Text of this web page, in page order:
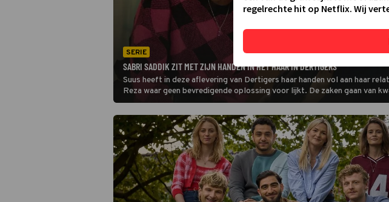
SERIE
SABRI SADDIK ZIT MET ZIJN HANDEN IN HET HAAR IN DERTIGERS
Suus heeft in deze aflevering van Dertigers haar handen vol aan haar
Reza waar geen bevredigende oplossing voor lijkt. De zaken gaan van
ze ontdekt wat er speelt tussen Reza en Ada. Suus zoekt de
regelrechte hit op Netflix. Wij